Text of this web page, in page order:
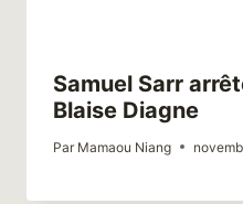
Samuel Sarr
Blaise Diagne
Par Mamaou Niang